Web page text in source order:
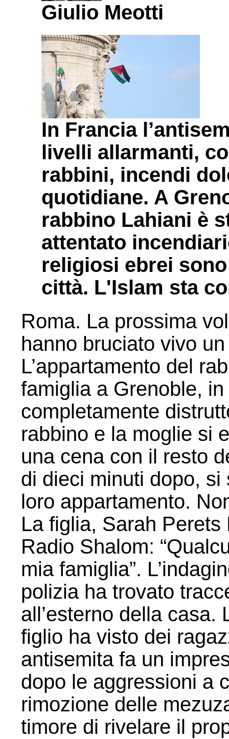
Giulio Meotti
In Francia
livelli allarmanti,
rabbini, incendi
quotidiane. A
rabbino Lahiani è
attentato
religiosi ebrei
città. L'Islam sta
Roma. La prossima
hanno bruciato vivo
L’appartamento del
famiglia a Grenoble,
completamente
rabbino e la moglie si
una cena con il resto
di dieci minuti dopo,
loro appartamento.
La figlia, Sarah
Radio Shalom:
mia famiglia”.
polizia ha trovato
all’esterno della
figlio ha visto dei
antisemita fa un
dopo le aggressioni a
rimozione delle
timore di rivelare il